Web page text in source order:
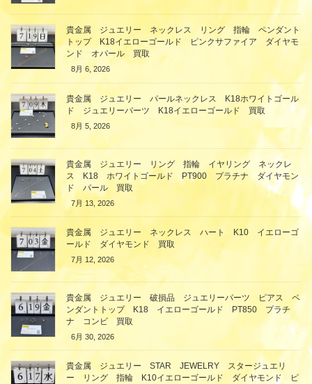
貴金属 ジュエリー ネックレス リング 指輪 ペンダント
トップ K18イエローゴールド ピンクサファイア ダイヤモ
ンド オパール 買取
8月 6, 2026
貴金属 ジュエリー パールネックレス K18ホワイトゴール
ド ジュエリーパーツ K18イエローゴールド 買取
8月 5, 2026
貴金属 ジュエリー リング 指輪 イヤリング ネックレ
ス K18 ホワイトゴールド PT900 プラチナ ダイヤモン
ド パール 買取
7月 13, 2026
貴金属 ジュエリー ネックレス ハート K10 イエローゴ
ールド ダイヤモンド 買取
7月 12, 2026
貴金属 ジュエリー 破損品 ジュエリーパーツ ピアス ペ
ンダントトップ K18 イエローゴールド PT850 プラチ
ナ コンビ 買取
6月 30, 2026
貴金属 ジュエリー STAR JEWELRY スタージュエリ
ー リング 指輪 K10イエローゴールド ダイヤモンド ピ